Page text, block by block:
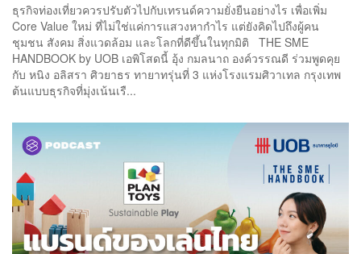
ธุรกิจท่องเที่ยวควรปรับตัวไปกับเทรนด์ความยั่งยืนอย่างไร เพื่อเพิ่ม
Core Value ใหม่ ที่ไม่ใช่แค่การแสวงหากำไร แต่ยังคิดไปถึงผู้คน
ชุมชน สังคม สิ่งแวดล้อม และโลกที่ดีขึ้นในทุกมิติ THE SME
HANDBOOK by UOB เอพิโสดนี้ อุ้ง กมลนาถ องค์วรรณดี ร่วมพูดคุย
กับ หนิง อลิสรา ศิวยาธร ทายาทรุ่นที่ 3 แห่งโรงแรมศิวาเทล กรุงเทพ
ต้นแบบธุรกิจที่มุ่งเน้นเรื...